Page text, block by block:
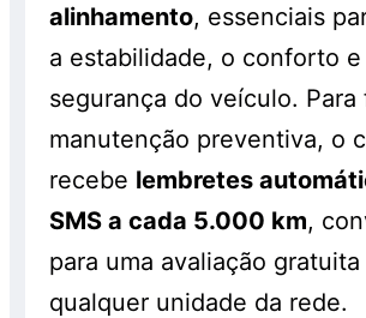
alinhamento, essenciais
a estabilidade, o conforto e
segurança do veículo. Para
manutenção preventiva, o
recebe lembretes
SMS a cada 5.000 km,
para uma avaliação gratuita
qualquer unidade da rede.